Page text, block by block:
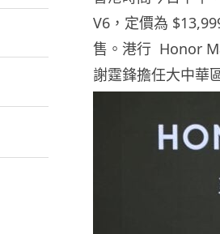
V6，定價為
售。港行 Honor
謝霆鋒擔任大中華